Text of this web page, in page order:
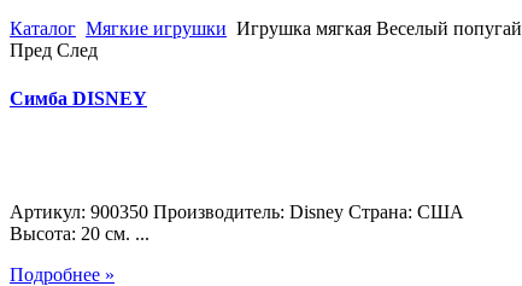
Каталог Мягкие игрушки Игрушка мягкая Веселый попугай
Пред След
Симба DISNEY
Артикул: 900350 Производитель: Disney Страна: США
Высота: 20 см. ...
Подробнее »